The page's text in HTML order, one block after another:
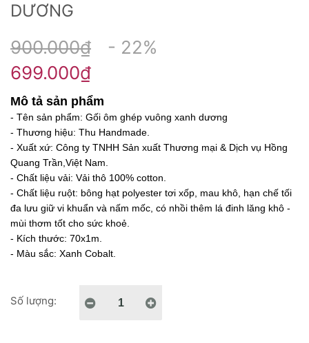
DƯƠNG
900.000₫
- 22%
699.000₫
Mô tả sản phẩm
- Tên sản phẩm: Gối ôm ghép vuông xanh dương
- Thương hiệu: Thu Handmade.
- Xuất xứ: Công ty TNHH Sản xuất Thương mại & Dịch vụ Hồng
Quang Trần,Việt Nam.
- Chất liệu vải: Vải thô 100% cotton.
- Chất liệu ruột: bông hạt polyester tơi xốp, mau khô, hạn chế tối
đa lưu giữ vi khuẩn và nấm mốc, có nhồi thêm lá đinh lăng khô -
mùi thơm tốt cho sức khoẻ.
- Kích thước: 70x1m.
- Màu sắc: Xanh Cobalt.
Số lượng: